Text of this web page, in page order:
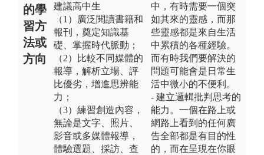
的學
習方
法或
方向
建議高中生
（1）廣泛閱讀書籍和
報刊，奠定知識基
礎、掌握時代脈動；
（2）比較不同媒體的
報導，解析立場、評
比優劣，增進思辨能
力；
（3）練習創造內容，
無論是文字、照片、
影音或多媒體報導，
體驗選題、採訪、查
中，有時需要一個突
如其來的靈感，而那
些靈感都是來自生活
中累積的各種經驗。
而有時我們要解決的
問題可能會是日常生
活中微小的不便利。
- 建立邏輯批判思考的
能力。一個在路上或
網路上看到的任何廣
告全部都是有目的性
的，而在呈現在你眼